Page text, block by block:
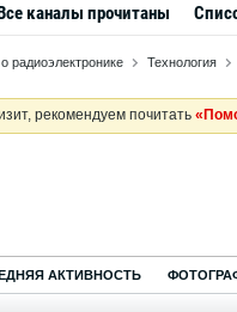
каналы прочитаны
радиоэлектронике Технология
рекомендуем почитать
АКТИВНОСТЬ